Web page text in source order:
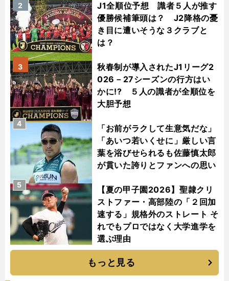
J1全順位予想 識者５人が推す
優勝候補筆頭は？ J2降格の憂
き目に遭いそうな３クラブと
は？
2
秋春制が導入されたJ1リーグ2
026－27シーズンの行方はい
かに!? ５人の識者が全順位を
大胆予想
3
「お前がラクして生意気だな」
「あいつ若いくせに」厳しい言
葉を浴びせられるも佐藤慎太郎
が貫いた誇りとファンへの思い
4
【夏の甲子園2026】聖隷クリ
ストファー・高部陸の「２回加
速する」規格外のストレート そ
れでもプロではなく大学進学を
選ぶ理由
5
もっと見る